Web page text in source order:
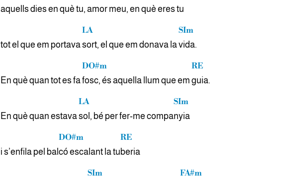
aquells dies en què tu, amor meu, en què eres tu
tot el que em portava
LA
sort, el que em donava la
SIm
vida.
En què quan tot es fa
DO#m
fosc, és aquella llum que em
RE
guia.
En què quan estava
LA
sol, bé per fer-me compa
SIm
nyia
i s’enfila pel bal
DO#m
có escalant la tu
RE
beria
SIm
FA#m